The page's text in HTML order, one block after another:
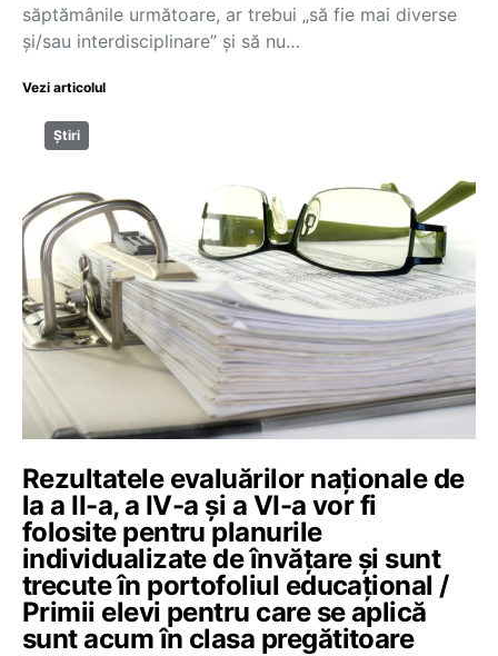
săptămânile următoare, ar trebui „să fie mai diverse
și/sau interdisciplinare” și să nu…
Vezi articolul
Știri
Rezultatele evaluărilor naționale de
la a II-a, a IV-a și a VI-a vor fi
folosite pentru planurile
individualizate de învățare și sunt
trecute în portofoliul educațional /
Primii elevi pentru care se aplică
sunt acum în clasa pregătitoare